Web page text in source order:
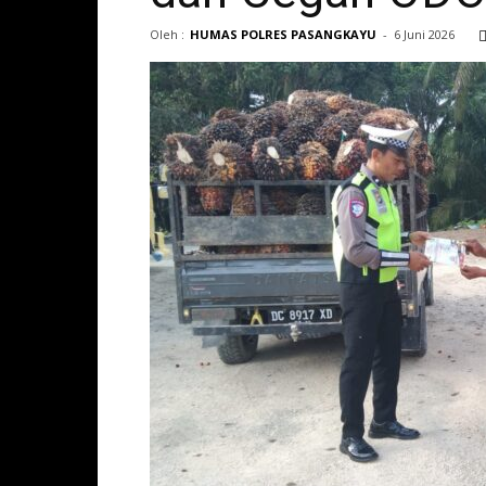
Oleh : HUMAS POLRES PASANGKAYU - 6 Juni 2026